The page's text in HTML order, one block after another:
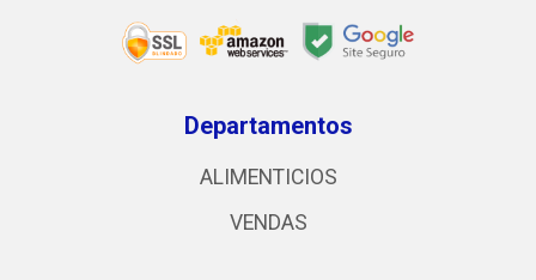
Departamentos
ALIMENTICIOS
VENDAS